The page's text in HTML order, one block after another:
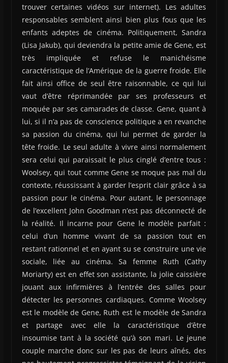
trouver certaines vidéos sur internet). Les adultes
responsables semblent ainsi bien plus fous que les
enfants adeptes de cinéma. Politiquement, Sandra
(Lisa Jakub), qui deviendra la petite amie de Gene, est
très impliquée et refuse le manichéisme
caractéristique de l’Amérique de la guerre froide. Elle
fait ainsi office de seul être raisonnable, ce qui lui
vaut d’être réprimandée par ses professeurs et
moquée par ses camarades de classe. Gene, quant à
lui, si il n’a pas de conscience politique a en revanche
sa passion du cinéma, qui lui permet de garder la
tête froide. Le seul adulte à vivre ainsi normalement
sera celui qui paraissait le plus cinglé d’entre tous :
Woolsey, qui tout comme Gene se moque pas mal du
contexte, réussissant à garder l’esprit clair grâce à sa
passion pour le cinéma. Pour autant, le personnage
de l’excellent John Goodman n’est pas déconnecté de
la réalité. Il incarne pour Gene le modèle parfait :
celui d’un homme vivant de sa passion tout en
restant rationnel et en ayant su se construire une vie
sociale, liée au cinéma. Sa femme Ruth (Cathy
Moriarty) est en effet son assistante, la jolie caissière
jouant aux infirmières à l’entrée des salles pour
détecter les personnes cardiaques. Comme Woolsey
est le modèle de Gene, Ruth est le modèle de Sandra
et partage avec elle la caractéristique d’être
insoumise tant à la société qu’à son mari. Le jeune
couple marche donc sur les pas de leurs aînés, des